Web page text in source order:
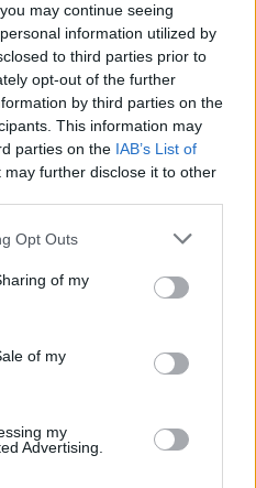
may continue seeing
information utilized by
to third parties prior to
opt-out of the further
by third parties on the
This information may
parties on the IAB’s List of
may further disclose it to other
Opt Outs
of my
of my
my
Advertising.
lányokat 14. rész
– Miért nem hiszünk a
segítséget kérnek?
Adéle és az örökölt árnyak